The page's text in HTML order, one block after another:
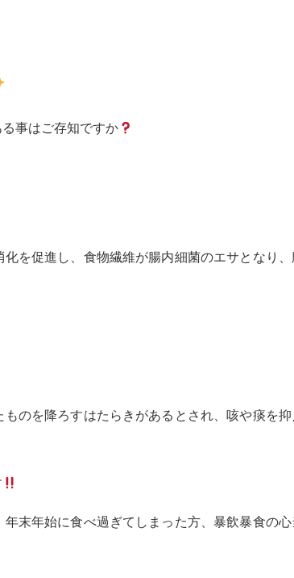
事はご存知ですか
を促進し、食物繊維が腸内細菌のエサとなり
のを降ろすはたらきがあるとされ、咳や痰を
末年始に食べ過ぎてしまった方、暴飲暴食の